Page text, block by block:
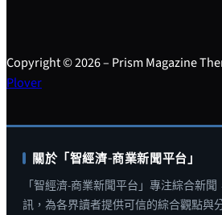
Copyright © 2026 – Prism Magazine
Plover
關於「智經濟-商業新聞平台」
「智經濟-商業新聞平台」專注綜合新
訊，為各界讀者提供可信的綜合觀點與